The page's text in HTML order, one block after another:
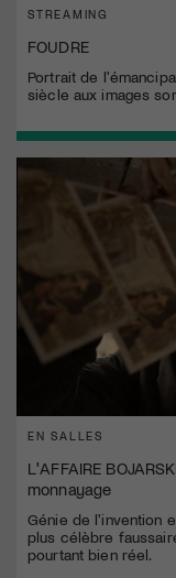
STREAMING
FOUDRE
Portrait de
siècle aux images
EN SALLES
L'AFFAIRE
monnayage
Génie de l'invention
plus célèbre
pourtant bien réel.